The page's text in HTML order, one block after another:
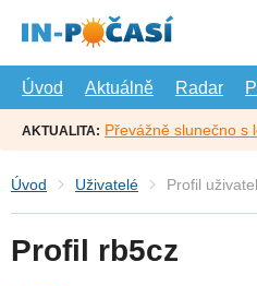
hlavní
Úvod
Aktuálně Radar
AKTUALITA: Převážně slunečno s
Úvod Uživatelé Profil
Profil rb5cz